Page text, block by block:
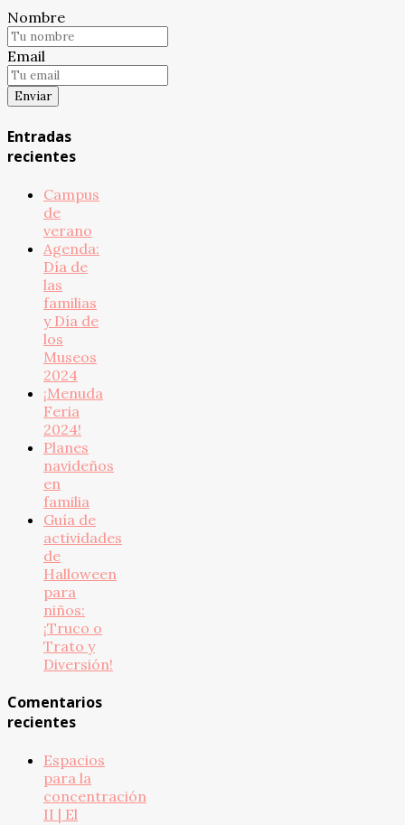
Nombre
Email
Entradas
recientes
Campus
de
verano
Agenda:
Día de
las
familias
y Día de
los
Museos
2024
¡Menuda
Feria
2024!
Planes
navideños
en
familia
Guía de
actividades
de
Halloween
para
niños:
¡Truco o
Trato y
Diversión!
Comentarios
recientes
Espacios
para la
concentración
II | El